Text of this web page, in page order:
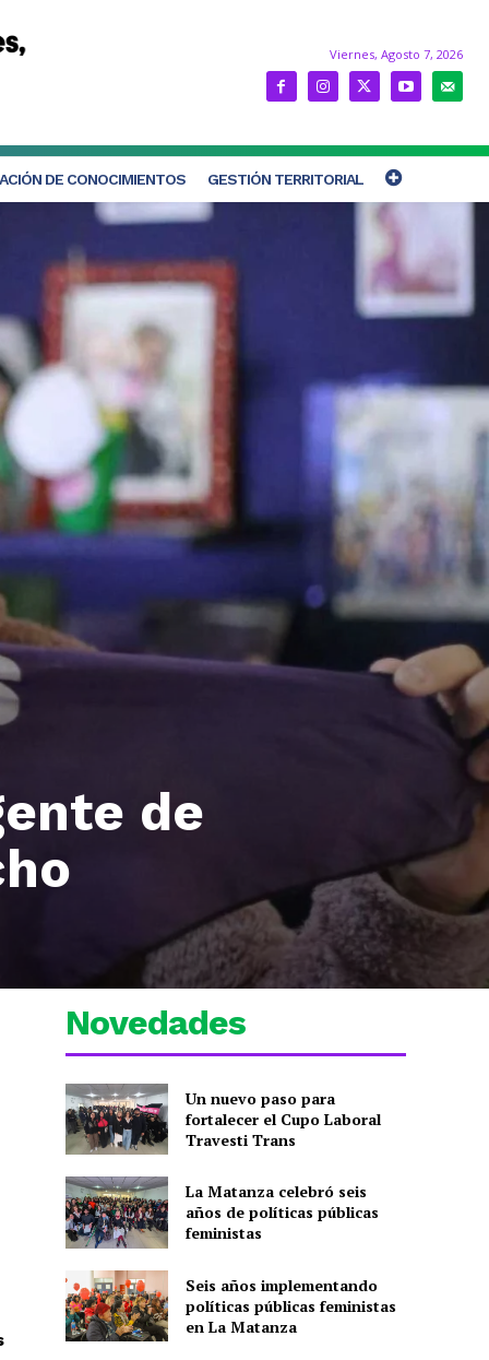
Viernes, Agosto 7, 2026
DE CONOCIMIENTOS GESTIÓN TERRITORIAL
de
Novedades
Un nuevo paso para
fortalecer el Cupo Laboral
Travesti Trans
La Matanza celebró seis
años de políticas públicas
feministas
Seis años implementando
políticas públicas feministas
en La Matanza